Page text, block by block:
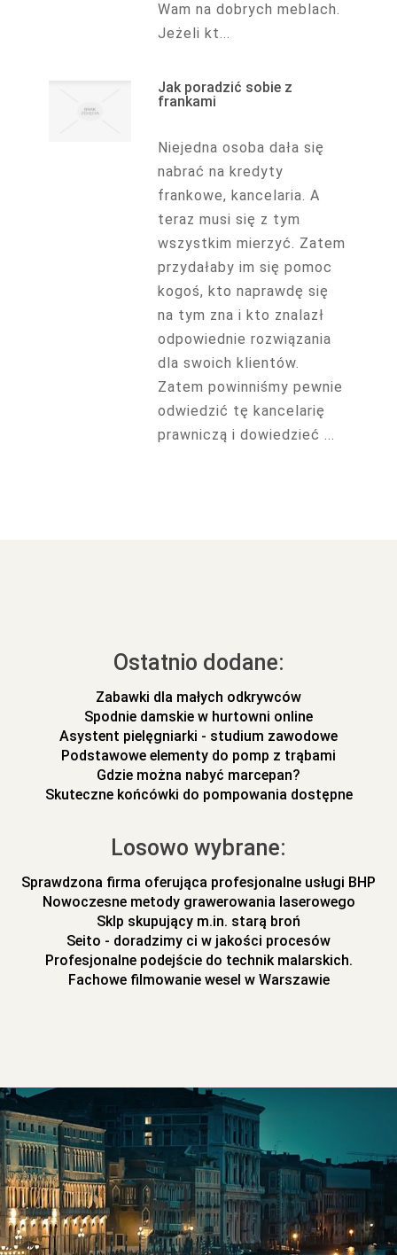
Wam na dobrych meblach.
Jeżeli kt...
Jak poradzić sobie z
frankami
Niejedna osoba dała się
nabrać na kredyty
frankowe, kancelaria. A
teraz musi się z tym
wszystkim mierzyć. Zatem
przydałaby im się pomoc
kogoś, kto naprawdę się
na tym zna i kto znalazł
odpowiednie rozwiązania
dla swoich klientów.
Zatem powinniśmy pewnie
odwiedzić tę kancelarię
prawniczą i dowiedzieć ...
Ostatnio dodane:
Zabawki dla małych odkrywców
Spodnie damskie w hurtowni online
Asystent pielęgniarki - studium zawodowe
Podstawowe elementy do pomp z trąbami
Gdzie można nabyć marcepan?
Skuteczne końcówki do pompowania dostępne
Losowo wybrane:
Sprawdzona firma oferująca profesjonalne usługi BHP
Nowoczesne metody grawerowania laserowego
Sklp skupujący m.in. starą broń
Seito - doradzimy ci w jakości procesów
Profesjonalne podejście do technik malarskich.
Fachowe filmowanie wesel w Warszawie